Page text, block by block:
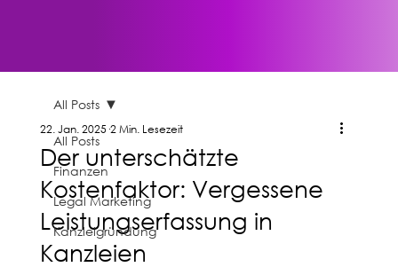
All Posts
Finanzen
Legal Marketing
Kanzleigründung
All Posts
Der unterschätzte
Kostenfaktor: Vergessene
Leistungserfassung in
Kanzleien
22. Jan. 2025 2 Min. Lesezeit